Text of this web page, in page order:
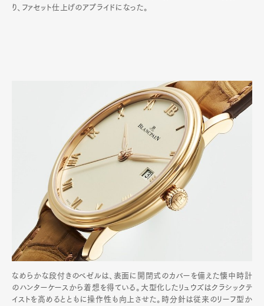
り、ファセット仕上げのアプライドになった。
なめらかな段付きのベゼルは、表面に開閉式のカバーを備えた懐中時計
のハンターケースから着想を得ている。大型化したリュウズはクラシックテ
イストを高めるとともに操作性も向上させた。時分針は従来のリーフ型か